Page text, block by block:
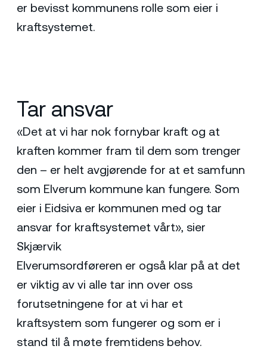
er bevisst kommunens rolle som eier i
kraftsystemet.
Tar ansvar
«Det at vi har nok fornybar kraft og at
kraften kommer fram til dem som trenger
den – er helt avgjørende for at et samfunn
som Elverum kommune kan fungere. Som
eier i Eidsiva er kommunen med og tar
ansvar for kraftsystemet vårt», sier
Skjærvik
Elverumsordføreren er også klar på at det
er viktig av vi alle tar inn over oss
forutsetningene for at vi har et
kraftsystem som fungerer og som er i
stand til å møte fremtidens behov.